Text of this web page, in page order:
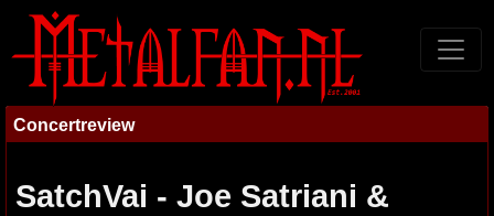
Concertreview
SatchVai - Joe Satriani &